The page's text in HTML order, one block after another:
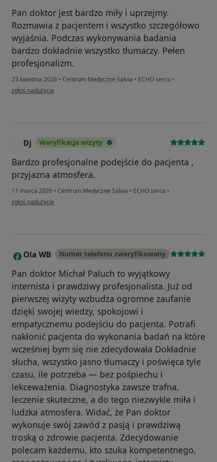
Pan doktor jest bardzo miły i uprzejmy.
Rozmawia z pacjentem i wszystko szczegółowo
wyjaśnia. Podczas wykonywania badania
bardzo dokładnie wszystko tłumaczy. Pełen
profesjonalizm.
23 kwietnia 2026 • Centrum Medyczne Salvia • ECHO serca •
w opinii użytkownika Renata
zgłoś nadużycie
Dj Weryfikacja wizyty
Bardzo profesjonalne podejście do pacjenta ,
przyjazna atmosfera.
11 marca 2026 • Centrum Medyczne Salvia • ECHO serca •
w opinii użytkownika Dj
zgłoś nadużycie
O Ola WB Numer telefonu zweryfikowany
Pan doktor Michał Paluch to wyjątkowy
internista i prawdziwy profesjonalista. Już od
pierwszej wizyty wzbudza ogromne zaufanie
dzięki swojej wiedzy, spokojowi i
empatycznemu podejściu do pacjenta. Potrafi
nakłonić pacjenta do wykonania badań na które
wcześniej bym się nie zdecydowała Dokładnie
słucha, wszystko jasno tłumaczy i poświęca tyle
czasu, ile potrzeba — bez pośpiechu i
lekceważenia. Diagnostyka zawsze trafna,
leczenie skuteczne, a do tego niezwykle miła i
ludzka atmosfera. Widać, że Pan doktor
wykonuje swój zawód z pasją i prawdziwą
troską o zdrowie pacjenta. Zdecydowanie
polecam każdemu, kto szuka kompetentnego,